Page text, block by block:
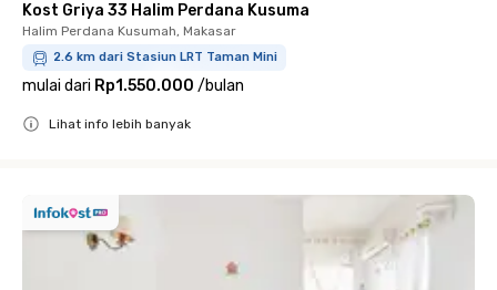
Kost Griya 33 Halim Perdana Kusuma
Halim Perdana Kusumah, Makasar
2.6 km dari Stasiun LRT Taman Mini
mulai dari Rp1.550.000 /bulan
Lihat info lebih banyak